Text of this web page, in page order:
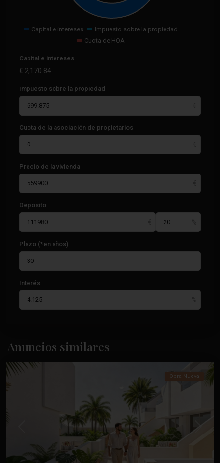
Capital e intereses
Impuesto sobre la propiedad
Cuota de HOA
Capital e intereses
€ 2,170.84
Impuesto sobre la propiedad
Cuota de la asociación de propietarios
Precio de la vivienda
Depósito
Plazo (*en años)
Interés
Anuncios similares
Zona
Pueblo
Horadada
Obra Nueva